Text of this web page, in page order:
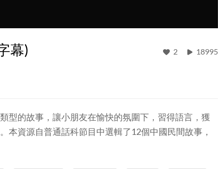
幕) 2 18995
型的故事，讓小朋友在愉快的氛圍下，習得語言，獲
本資源自普通話科節目中選輯了12個中國民間故事，